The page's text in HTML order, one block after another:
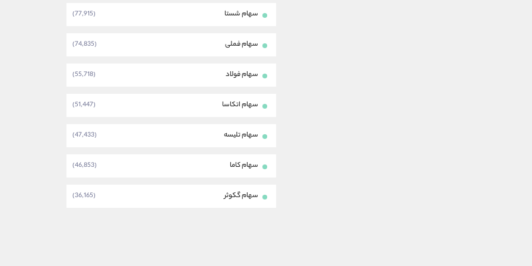
سهام شستا (77,915)
سهام فملی (74,835)
سهام فولاد (55,718)
سهام اتکاسا (51,447)
سهام تلیسه (47,433)
سهام کاما (46,853)
سهام گکوثر (36,165)